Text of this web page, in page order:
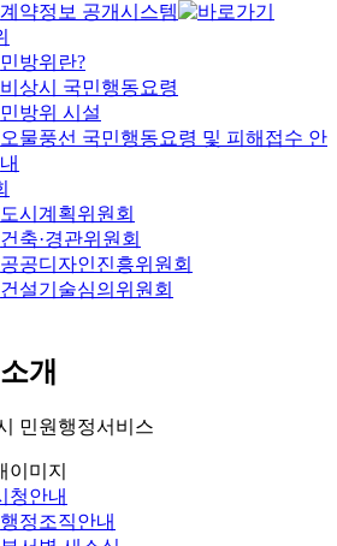
계약정보 공개시스템
민방위란?
비상시 국민행동요령
민방위 시설
오물풍선 국민행동요령 및 피해접수 안
내
도시계획위원회
건축·경관위원회
공공디자인진흥위원회
건설기술심의위원회
개
민원행정서비스
청안내
행정조직안내